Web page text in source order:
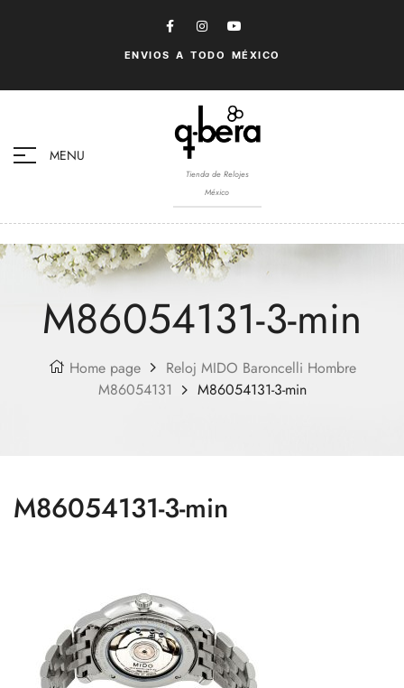
ENVIOS A TODO MÉXICO
MENU
Tienda de Relojes
México
M86054131-3-min
Home page
Reloj MIDO Baroncelli Hombre
M86054131
M86054131-3-min
M86054131-3-min